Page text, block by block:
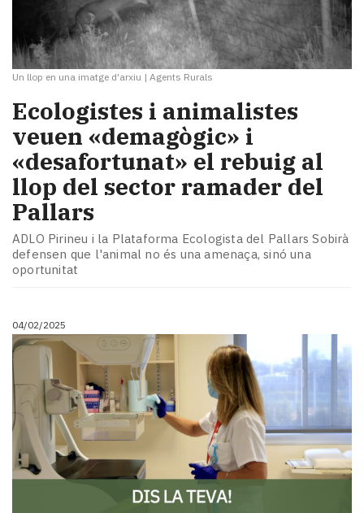
Un llop en una imatge d'arxiu | Agents Rurals
Ecologistes i animalistes
veuen «demagògic» i
«desafortunat» el rebuig al
llop del sector ramader del
Pallars
ADLO Pirineu i la Plataforma Ecologista del Pallars Sobirà
defensen que l'animal no és una amenaça, sinó una
oportunitat
04/02/2025